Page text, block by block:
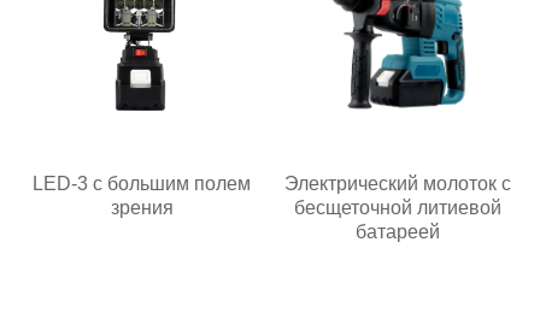
LED-3 с большим полем
зрения
Электрический молоток с
бесщеточной литиевой
батареей